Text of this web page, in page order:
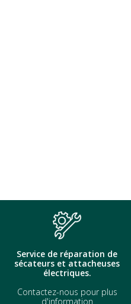
Service de réparation de
sécateurs et attacheuses
électriques.
Contactez-nous pour plus
d'information